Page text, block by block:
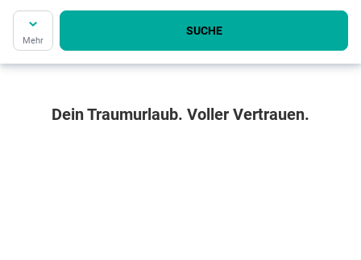
Jetzt Angebot finden
Mehr
SUCHE
Dein Traumurlaub. Voller Vertrauen.